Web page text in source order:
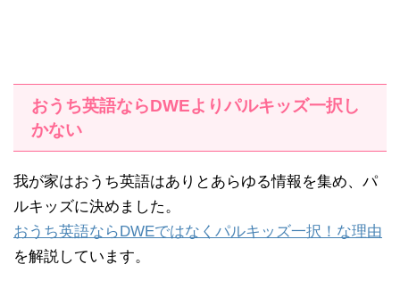
おうち英語ならDWEよりパルキッズ一択し
かない
我が家はおうち英語はありとあらゆる情報を集め、パ
ルキッズに決めました。
おうち英語ならDWEではなくパルキッズ一択！な理由
を解説しています。